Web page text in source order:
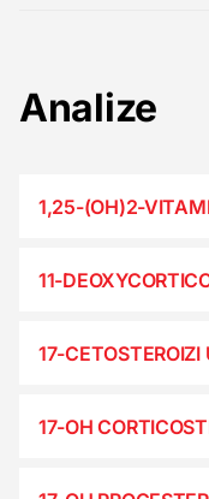
Analize
1,25-(OH)2-
11-
17-CETOSTEROIZI
17-OH